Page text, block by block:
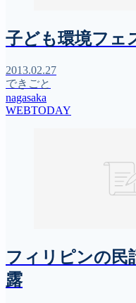
子ども環境フェ
2013.02.27
できごと
nagasaka
WEBTODAY
フィリピンの民
露